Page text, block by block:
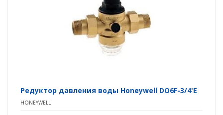
Редуктор давления воды Honeywell DO6F-3/4'E
HONEYWELL